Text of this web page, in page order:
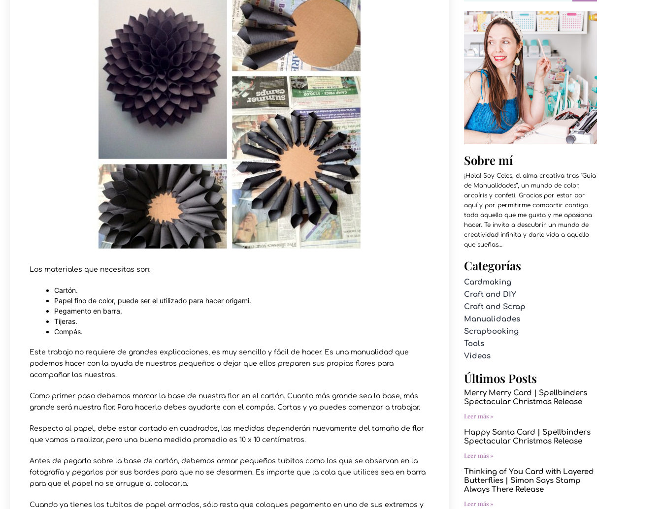
Los materiales que necesitas son:
Cartón.
Papel fino de color, puede ser el utilizado para hacer origami.
Pegamento en barra.
Tijeras.
Compás.
Este trabajo no requiere de grandes explicaciones, es muy sencillo y fácil de hacer. Es una manualidad que
podemos hacer con la ayuda de nuestros pequeños o dejar que ellos preparen sus propias flores para
acompañar las nuestras.
Como primer paso debemos marcar la base de nuestra flor en el cartón. Cuanto más grande sea la base, más
grande será nuestra flor. Para hacerlo debes ayudarte con el compás. Cortas y ya puedes comenzar a trabajar.
Respecto al papel, debe estar cortado en cuadrados, las medidas dependerán nuevamente del tamaño de flor
que vamos a realizar, pero una buena medida promedio es 10 x 10 centímetros.
Antes de pegarlo sobre la base de cartón, debemos armar pequeños tubitos como los que se observan en la
fotografía y pegarlos por sus bordes para que no se desarmen. Es importe que la cola que utilices sea en barra
para que el papel no se arrugue al colocarla.
Cuando ya tienes los tubitos de papel armados, sólo resta que coloques pegamento en uno de sus extremos y
Sobre mí
¡Hola! Soy Celes, el alma creativa tras “Guía
de Manualidades”, un mundo de color,
arcoíris y confeti. Gracias por estar por
aquí y por permitirme compartir contigo
todo aquello que me gusta y me apasiona
hacer. Te invito a descubrir un mundo de
creatividad infinita y darle vida a aquello
que sueñas…
Categorías
Cardmaking
Craft and DIY
Craft and Scrap
Manualidades
Scrapbooking
Tools
Videos
Últimos Posts
Merry Merry Card | Spellbinders
Spectacular Christmas Release
Leer más »
Happy Santa Card | Spellbinders
Spectacular Christmas Release
Leer más »
Thinking of You Card with Layered
Butterflies | Simon Says Stamp
Always There Release
Leer más »